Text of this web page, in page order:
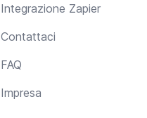
Integrazione Zapier
Contattaci
FAQ
Impresa